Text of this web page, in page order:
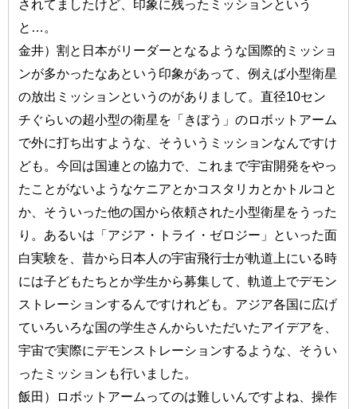
されてましたけど、印象に残ったミッションという
と…。
金井）割と日本がリーダーとなるような国際的ミッショ
ンが多かったなあという印象があって、例えば小型衛星
の放出ミッションというのがありまして。直径10セン
チぐらいの超小型の衛星を「きぼう」のロボットアーム
で外に打ち出すような、そういうミッションなんですけ
ども。今回は国連との協力で、これまで宇宙開発をやっ
たことがないようなケニアとかコスタリカとかトルコと
か、そういった他の国から依頼された小型衛星をうった
り。あるいは「アジア・トライ・ゼロジー」といった面
白実験を、昔から日本人の宇宙飛行士が軌道上にいる時
には子どもたちとか学生から募集して、軌道上でデモン
ストレーションするんですけれども。アジア各国に広げ
ていろいろな国の学生さんからいただいたアイデアを、
宇宙で実際にデモンストレーションするような、そうい
ったミッションも行いました。
飯田）ロボットアームってのは難しいんですよね、操作